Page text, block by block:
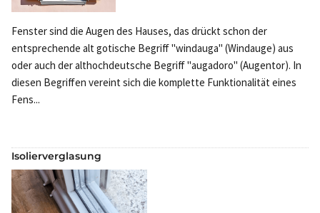
Fenster sind die Augen des Hauses, das drückt schon der
entsprechende alt gotische Begriff "windauga" (Windauge) aus
oder auch der althochdeutsche Begriff "augadoro" (Augentor). In
diesen Begriffen vereint sich die komplette Funktionalität eines
Fens...
Isolierverglasung